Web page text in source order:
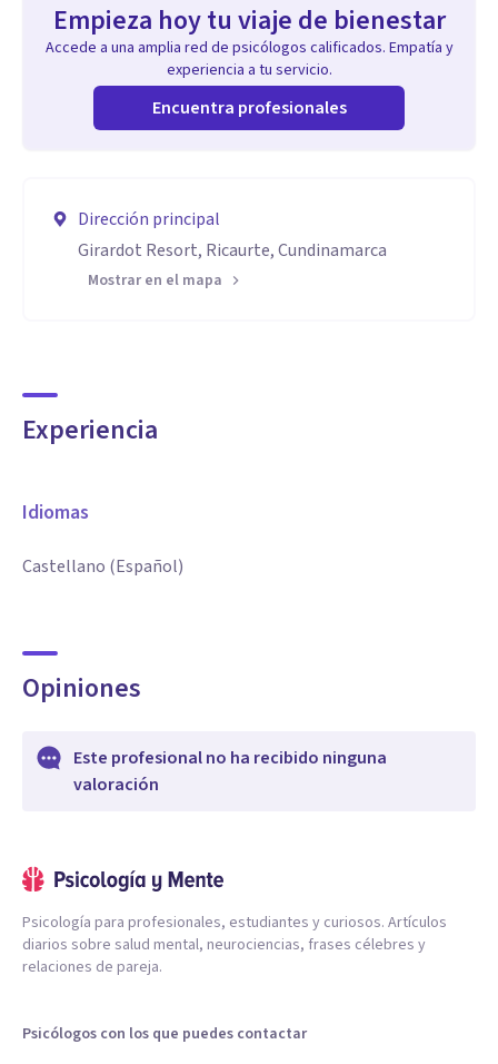
Empieza hoy tu viaje de bienestar
Accede a una amplia red de psicólogos calificados. Empatía y
experiencia a tu servicio.
Encuentra profesionales
Dirección principal
Girardot Resort, Ricaurte, Cundinamarca
Mostrar en el mapa
Experiencia
Idiomas
Castellano (Español)
Opiniones
Este profesional no ha recibido ninguna
valoración
Psicología para profesionales, estudiantes y curiosos. Artículos
diarios sobre salud mental, neurociencias, frases célebres y
relaciones de pareja.
Psicólogos con los que puedes contactar